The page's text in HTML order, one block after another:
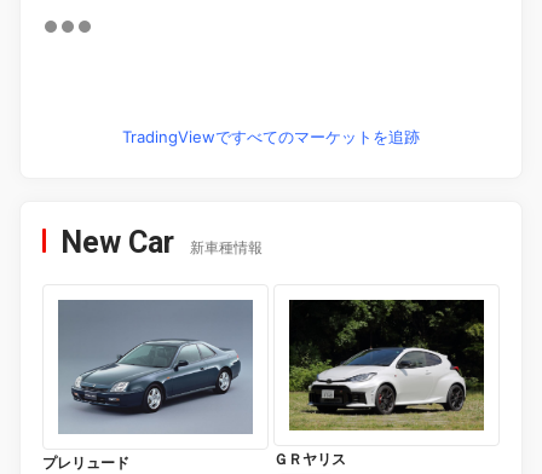
TradingViewですべてのマーケットを追跡
New Car 新車種情報
プレリュード ＧＲヤリス